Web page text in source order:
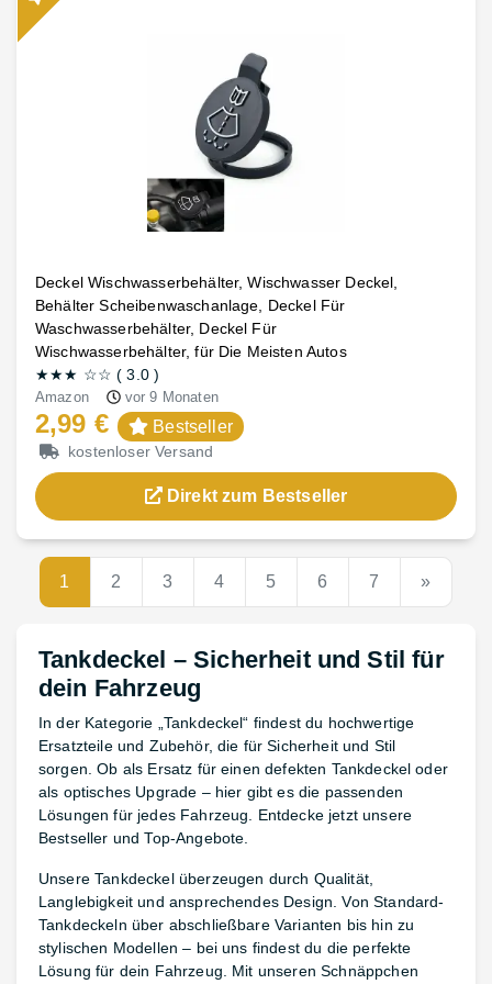
Deckel Wischwasserbehälter, Wischwasser Deckel,
Behälter Scheibenwaschanlage, Deckel Für
Waschwasserbehälter, Deckel Für
Wischwasserbehälter, für Die Meisten Autos
★★★ ☆☆ (3.0)
Amazon vor 9 Monaten
2,99 € Bestseller
kostenloser Versand
Direkt zum Bestseller
1 2 3 4 5 6 7 »
Tankdeckel – Sicherheit und Stil für
dein Fahrzeug
In der Kategorie „Tankdeckel“ findest du hochwertige
Ersatzteile und Zubehör, die für Sicherheit und Stil
sorgen. Ob als Ersatz für einen defekten Tankdeckel oder
als optisches Upgrade – hier gibt es die passenden
Lösungen für jedes Fahrzeug. Entdecke jetzt unsere
Bestseller und Top-Angebote.
Unsere Tankdeckel überzeugen durch Qualität,
Langlebigkeit und ansprechendes Design. Von Standard-
Tankdeckeln über abschließbare Varianten bis hin zu
stylischen Modellen – bei uns findest du die perfekte
Lösung für dein Fahrzeug. Mit unseren Schnäppchen